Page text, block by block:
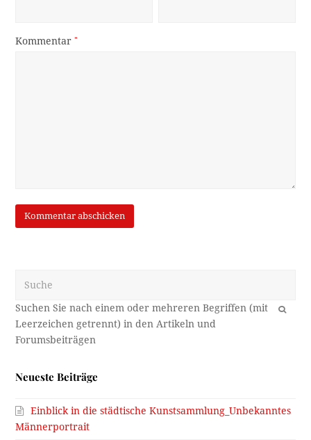
Kommentar*
OK
Neueste Beiträge
Einblick in die städtische Kunstsammlung_Unbekanntes
Männerportrait